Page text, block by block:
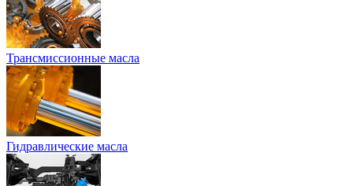
Трансмиссионные масла
Гидравлические масла